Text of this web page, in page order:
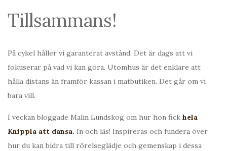
Tillsammans!
På cykel håller vi garanterat avstånd. Det är dags att vi
fokuserar på vad vi kan göra. Utomhus är det enklare att
hålla distans än framför kassan i matbutiken. Det går om vi
bara vill.
I veckan bloggade Malin Lundskog om hur hon fick hela
Knippla att dansa. In och läs! Inspireras och fundera över
hur du kan bidra till rörelseglädje och gemenskap i dessa